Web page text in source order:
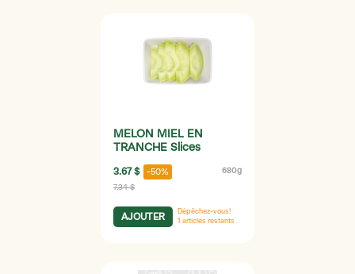
MELON MIEL EN
TRANCHE Slices
3.67 $ -50% 680g
7.34 $
AJOUTER
Dépêchez-vous!
1 articles restants